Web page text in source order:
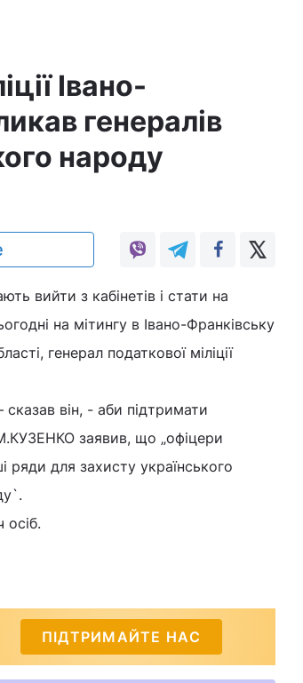
Івано-
генералів
народу
вийти з кабінетів і стати на
на мітингу в Івано-Франківську
генерал податкової міліції
він, - аби підтримати
заявив, що „офіцери
ряди для захисту українського
ПІДТРИМАЙТЕ НАС